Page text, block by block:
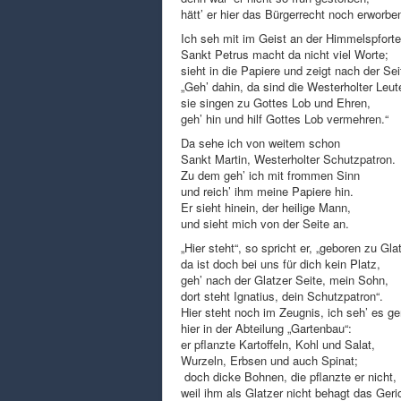
hätt’ er hier das Bürgerrecht noch
Ich seh mit im Geist an der
Sankt Petrus macht da nicht viel Worte;
sieht in die Papiere und zeigt nach der
„Geh’ dahin, da sind die Westerholter
sie singen zu Gottes Lob und Ehren,
geh’ hin und hilf Gottes Lob vermehren.“
Da sehe ich von weitem schon
Sankt Martin, Westerholter Schutzpatron.
Zu dem geh’ ich mit frommen Sinn
und reich’ ihm meine Papiere hin.
Er sieht hinein, der heilige Mann,
und sieht mich von der Seite an.
„Hier steht“, so spricht er, „geboren zu
da ist doch bei uns für dich kein Platz,
geh’ nach der Glatzer Seite, mein Sohn,
dort steht Ignatius, dein Schutzpatron“.
Hier steht noch im Zeugnis, ich seh’ es
hier in der Abteilung „Gartenbau“:
er pflanzte Kartoffeln, Kohl und Salat,
Wurzeln, Erbsen und auch Spinat;
doch dicke Bohnen, die pflanzte er nicht,
weil ihm als Glatzer nicht behagt das